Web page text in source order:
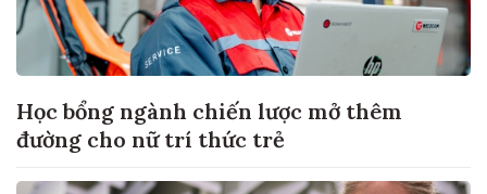
Học bổng ngành chiến lược mở thêm
đường cho nữ trí thức trẻ